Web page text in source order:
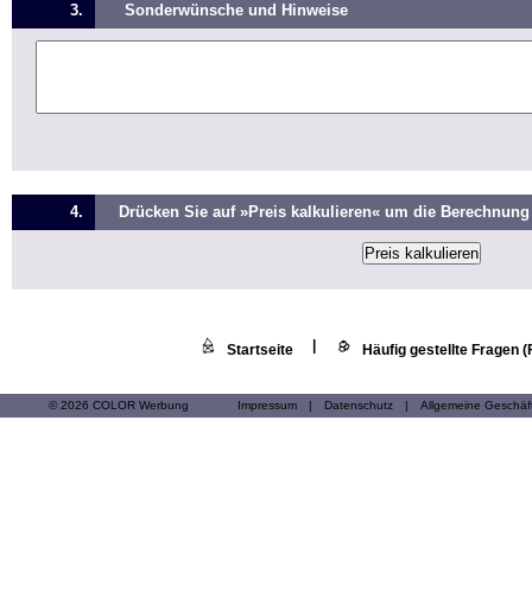
3. Sonderwünsche und Hinweise
4. Drücken Sie auf »Preis kalkulieren« um die
Startseite Häufig gestellte Fragen
© 2026 COLOR Werbung Impressum | Datenschutz | Allgemeine